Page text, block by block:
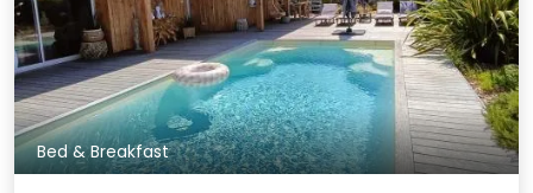
Bed & Breakfast